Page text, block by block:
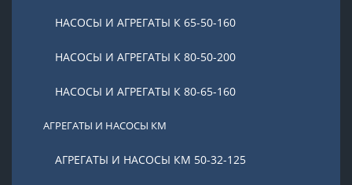
НАСОСЫ И АГРЕГАТЫ К 65-50-160
НАСОСЫ И АГРЕГАТЫ К 80-50-200
НАСОСЫ И АГРЕГАТЫ К 80-65-160
АГРЕГАТЫ И НАСОСЫ КМ
АГРЕГАТЫ И НАСОСЫ КМ 50-32-125